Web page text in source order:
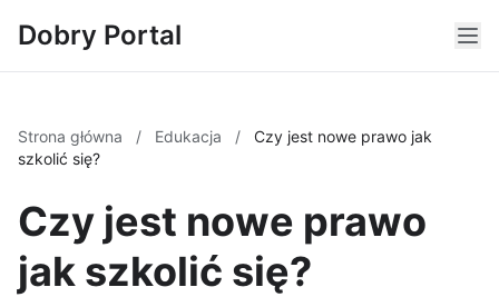
Dobry Portal
Strona główna / Edukacja /
Czy jest nowe prawo jak
szkolić się?
Czy jest nowe prawo
jak szkolić się?